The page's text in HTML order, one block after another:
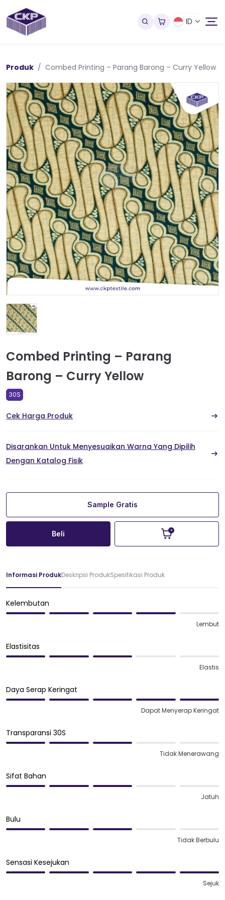
ID
Produk Combed Printing – Parang Barong – Curry Yellow
Combed Printing – Parang
Barong – Curry Yellow
30S
Cek Harga Produk
Disarankan Untuk Menyesuaikan Warna Yang Dipilih
Dengan Katalog Fisik
Sample Gratis
Beli
Informasi ProdukDeskripsi ProdukSpesifikasi Produk
Kelembutan
Lembut
Elastisitas
Elastis
Daya Serap Keringat
Dapat Menyerap Keringat
Transparansi 30S
Tidak Menerawang
Sifat Bahan
Jatuh
Bulu
Tidak Berbulu
Sensasi Kesejukan
Sejuk